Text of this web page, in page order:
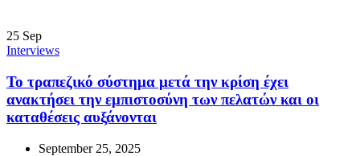
25 Sep
Interviews
Το τραπεζικό σύστημα μετά την κρίση έχει
ανακτήσει την εμπιστοσύνη των πελατών και οι
καταθέσεις αυξάνονται
September 25, 2025